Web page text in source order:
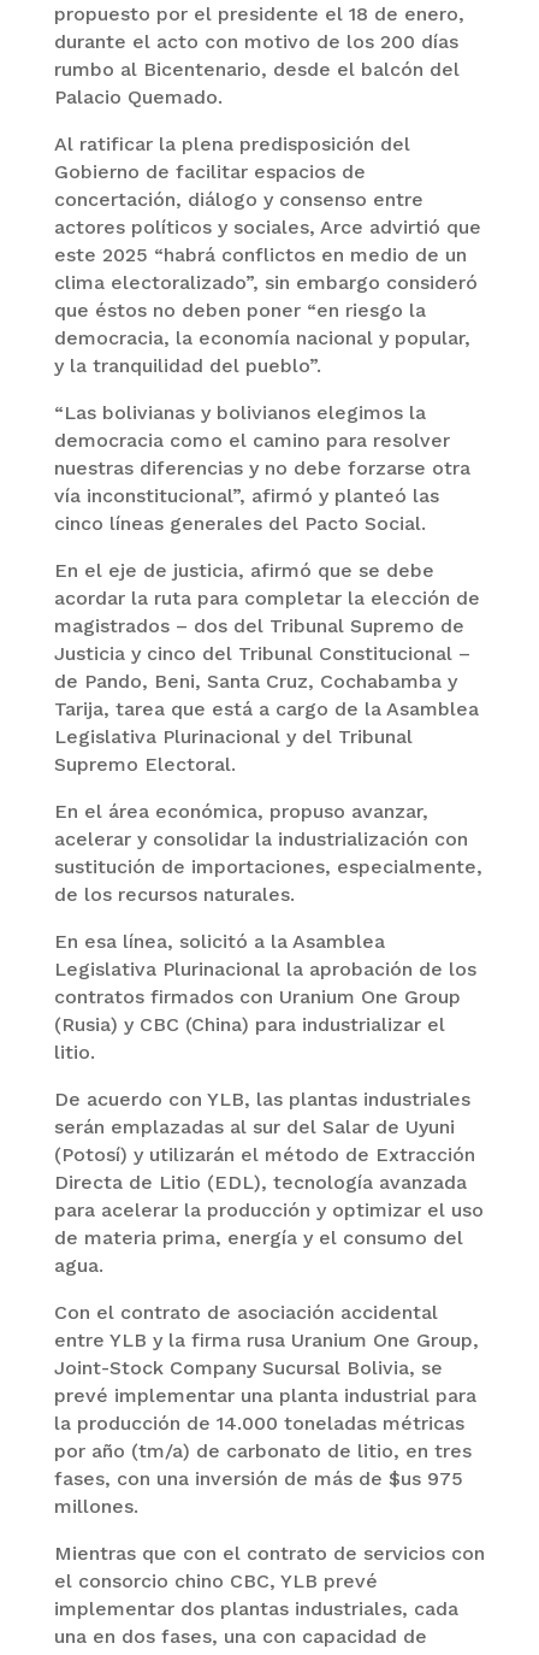
propuesto por el presidente el 18 de enero,
durante el acto con motivo de los 200 días
rumbo al Bicentenario, desde el balcón del
Palacio Quemado.
Al ratificar la plena predisposición del
Gobierno de facilitar espacios de
concertación, diálogo y consenso entre
actores políticos y sociales, Arce advirtió que
este 2025 “habrá conflictos en medio de un
clima electoralizado”, sin embargo consideró
que éstos no deben poner “en riesgo la
democracia, la economía nacional y popular,
y la tranquilidad del pueblo”.
“Las bolivianas y bolivianos elegimos la
democracia como el camino para resolver
nuestras diferencias y no debe forzarse otra
vía inconstitucional”, afirmó y planteó las
cinco líneas generales del Pacto Social.
En el eje de justicia, afirmó que se debe
acordar la ruta para completar la elección de
magistrados – dos del Tribunal Supremo de
Justicia y cinco del Tribunal Constitucional –
de Pando, Beni, Santa Cruz, Cochabamba y
Tarija, tarea que está a cargo de la Asamblea
Legislativa Plurinacional y del Tribunal
Supremo Electoral.
En el área económica, propuso avanzar,
acelerar y consolidar la industrialización con
sustitución de importaciones, especialmente,
de los recursos naturales.
En esa línea, solicitó a la Asamblea
Legislativa Plurinacional la aprobación de los
contratos firmados con Uranium One Group
(Rusia) y CBC (China) para industrializar el
litio.
De acuerdo con YLB, las plantas industriales
serán emplazadas al sur del Salar de Uyuni
(Potosí) y utilizarán el método de Extracción
Directa de Litio (EDL), tecnología avanzada
para acelerar la producción y optimizar el uso
de materia prima, energía y el consumo del
agua.
Con el contrato de asociación accidental
entre YLB y la firma rusa Uranium One Group,
Joint-Stock Company Sucursal Bolivia, se
prevé implementar una planta industrial para
la producción de 14.000 toneladas métricas
por año (tm/a) de carbonato de litio, en tres
fases, con una inversión de más de $us 975
millones.
Mientras que con el contrato de servicios con
el consorcio chino CBC, YLB prevé
implementar dos plantas industriales, cada
una en dos fases, una con capacidad de